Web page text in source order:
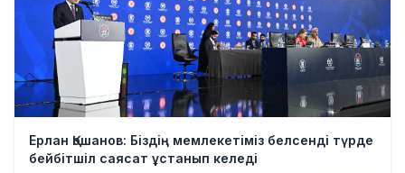
Ерлан Қошанов: Біздің мемлекетіміз белсенді түрде
бейбітшіл саясат ұстанып келеді